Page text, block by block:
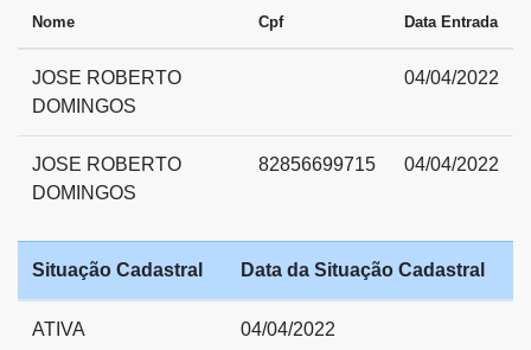
Nome Cpf Data Entrada
JOSE ROBERTO
DOMINGOS
04/04/2022
JOSE ROBERTO
DOMINGOS
82856699715 04/04/2022
Situação Cadastral Data da Situação Cadastral
ATIVA 04/04/2022